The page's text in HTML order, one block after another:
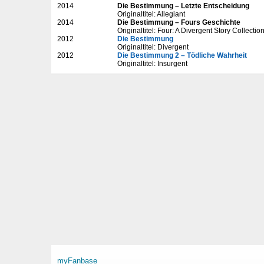
2014
Die Bestimmung – Letzte Entscheidung
Originaltitel: Allegiant
2014
Die Bestimmung – Fours Geschichte
Originaltitel: Four: A Divergent Story Collection
2012
Die Bestimmung
Originaltitel: Divergent
2012
Die Bestimmung 2 – Tödliche Wahrheit
Originaltitel: Insurgent
myFanbase